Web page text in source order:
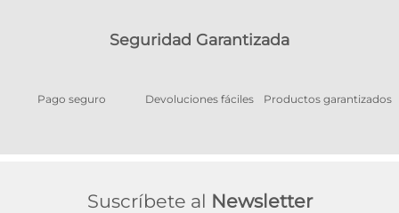
Seguridad Garantizada
Pago seguro Devoluciones fáciles Productos garantizados
Suscríbete al Newsletter